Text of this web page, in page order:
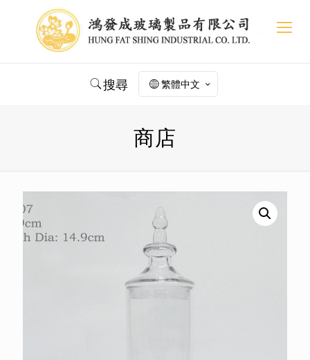
搜尋 繁體中文
商店